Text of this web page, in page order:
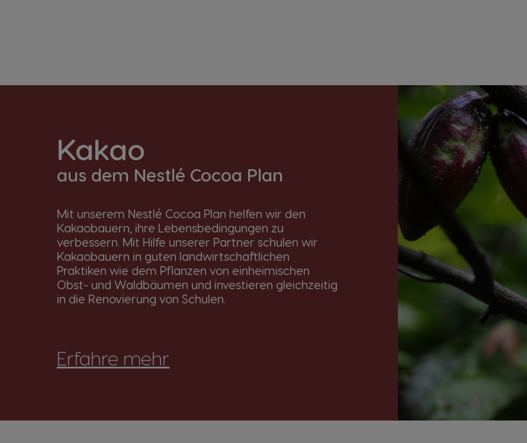
Kakao
aus dem Nestlé Cocoa Plan
Mit unserem Nestlé Cocoa Plan helfen wir den
Kakaobauern, ihre Lebensbedingungen zu
verbessern. Mit Hilfe unserer Partner schulen wir
Kakaobauern in guten landwirtschaftlichen
Praktiken wie dem Pflanzen von einheimischen
Obst- und Waldbäumen und investieren gleichzeitig
in die Renovierung von Schulen.
Erfahre mehr